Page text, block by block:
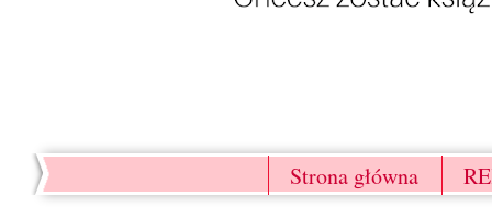
Strona główna